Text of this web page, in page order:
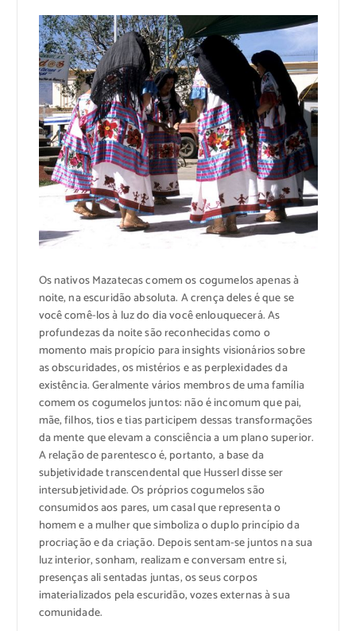
Os nativos Mazatecas comem os cogumelos apenas à
noite, na escuridão absoluta. A crença deles é que se
você comê-los à luz do dia você enlouquecerá. As
profundezas da noite são reconhecidas como o
momento mais propício para insights visionários sobre
as obscuridades, os mistérios e as perplexidades da
existência. Geralmente vários membros de uma família
comem os cogumelos juntos: não é incomum que pai,
mãe, filhos, tios e tias participem dessas transformações
da mente que elevam a consciência a um plano superior.
A relação de parentesco é, portanto, a base da
subjetividade transcendental que Husserl disse ser
intersubjetividade. Os próprios cogumelos são
consumidos aos pares, um casal que representa o
homem e a mulher que simboliza o duplo princípio da
procriação e da criação. Depois sentam-se juntos na sua
luz interior, sonham, realizam e conversam entre si,
presenças ali sentadas juntas, os seus corpos
imaterializados pela escuridão, vozes externas à sua
comunidade.